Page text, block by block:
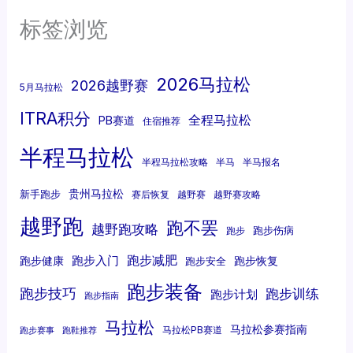
标签浏览
5月马拉松 2026越野赛 2026马拉松
ITRA积分 PB赛道 住宿推荐 全程马拉松
半程马拉松 半程马拉松攻略 半马 半马报名
新手跑步 贵州马拉松 赛后恢复 越野赛 越野赛攻略
越野跑 越野跑攻略 跑不罢 跑步 跑步伤病
跑步健康 跑步入门 跑步减肥 跑步安全 跑步恢复
跑步技巧 跑步指南 跑步装备 跑步计划 跑步训练
跑步赛事 跑鞋推荐 马拉松 马拉松PB赛道 马拉松参赛指南